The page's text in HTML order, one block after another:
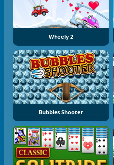
Wheely 2
Bubbles Shooter